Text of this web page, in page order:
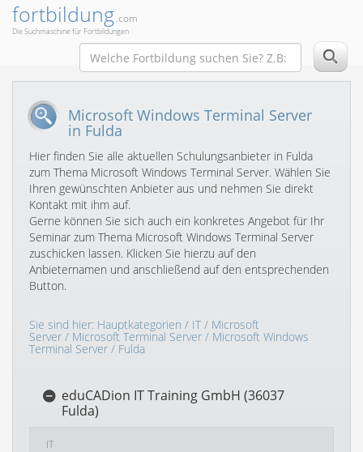
fortbildung.com
Die Suchmaschine für Fortbildungen
Microsoft Windows Terminal Server
in Fulda
Hier finden Sie alle aktuellen Schulungsanbieter in Fulda
zum Thema Microsoft Windows Terminal Server. Wählen Sie
Ihren gewünschten Anbieter aus und nehmen Sie direkt
Kontakt mit ihm auf.
Gerne können Sie sich auch ein konkretes Angebot für Ihr
Seminar zum Thema Microsoft Windows Terminal Server
zuschicken lassen. Klicken Sie hierzu auf den
Anbieternamen und anschließend auf den entsprechenden
Button.
Sie sind hier: Hauptkategorien / IT/ Microsoft
Server / Microsoft Terminal Server / Microsoft Windows
Terminal Server / Fulda
eduCADion IT Training GmbH (36037
Fulda)
IT